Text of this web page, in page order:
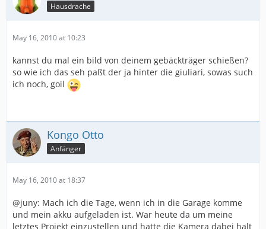
Hausdrache
May 16, 2010 at 10:23
kannst du mal ein bild von deinem gebäckträger schießen?
so wie ich das seh paßt der ja hinter die giuliari, sowas such
ich noch, goil
Kongo Otto
Anfänger
May 16, 2010 at 18:37
@juny: Mach ich die Tage, wenn ich in die Garage komme
und mein akku aufgeladen ist. War heute da um meine
letztes Projekt einzustellen und hatte die Kamera dabei halt